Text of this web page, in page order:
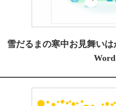
雪だるまの寒中お見舞いは
Word